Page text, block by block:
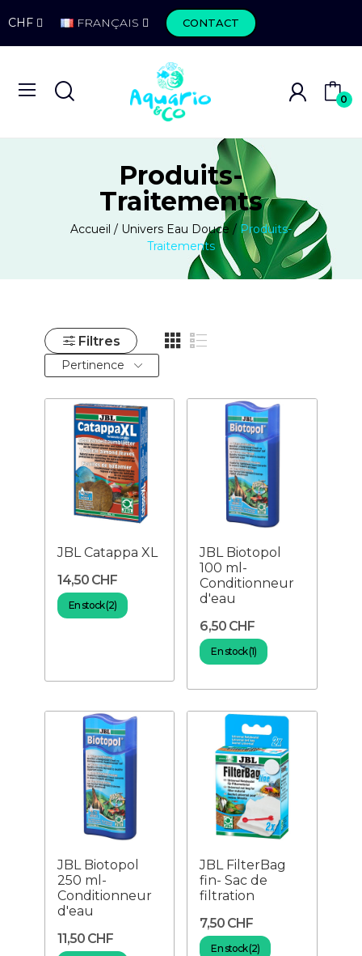
CHF FRANÇAIS CONTACT
0
Produits-
Traitements
Accueil Univers Eau Douce
Produits-
Traitements
Filtres
Pertinence
JBL Catappa XL
14,50 CHF
En stock (2)
JBL Biotopol
100 ml-
Conditionneur
d'eau
6,50 CHF
En stock (1)
JBL Biotopol
250 ml-
Conditionneur
d'eau
11,50 CHF
JBL FilterBag
fin- Sac de
filtration
7,50 CHF
En stock (2)